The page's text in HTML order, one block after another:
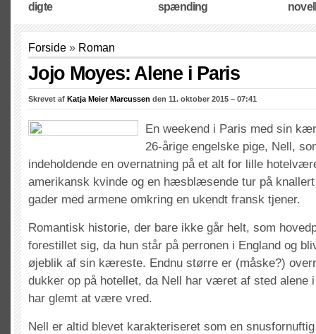
digte spænding
Forside » Roman
Jojo Moyes: Alene i Paris
Skrevet af Katja Meier Marcussen den 11. oktober 2015 – 07:41
En weekend i Paris med sin
26-årige engelske pige, Nell,
indeholdende en overnatning på et alt for lille
amerikansk kvinde og en hæsblæsende tur på
gader med armene omkring en ukendt fransk tjener.
Romantisk historie, der bare ikke går helt, som
forestillet sig, da hun står på perronen i England og
øjeblik af sin kæreste. Endnu større er (måske?)
dukker op på hotellet, da Nell har været af sted alene
har glemt at være vred.
Nell er altid blevet karakteriseret som en